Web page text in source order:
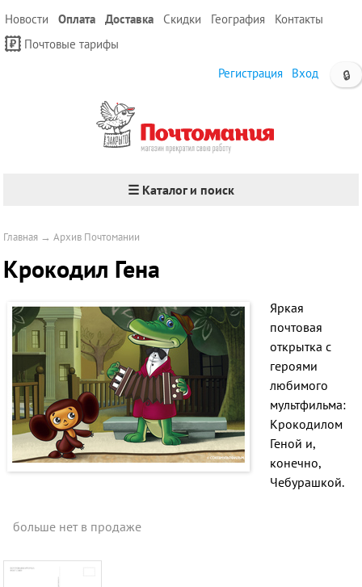
Новости Оплата Доставка Скидки География
Контакты
Почтовые тарифы
🔒
Регистрация Вход
☰ Каталог и поиск
Главная →Архив Почтомании
Крокодил Гена
Яркая
почтовая
открытка с
героями
любимого
мультфильма:
Крокодилом
Геной и,
конечно,
Чебурашкой.
больше нет в продаже